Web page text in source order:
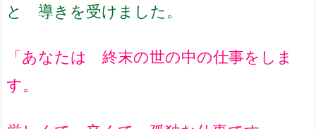
と 導きを受けました。
「あなたは 終末の世の中の仕事をしま
す。